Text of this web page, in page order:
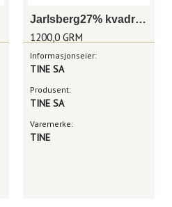
Jarlsberg27% kvadratskiver 1,2kg
1200,0 GRM
Informasjonseier:
TINE SA
Produsent:
TINE SA
Varemerke:
TINE